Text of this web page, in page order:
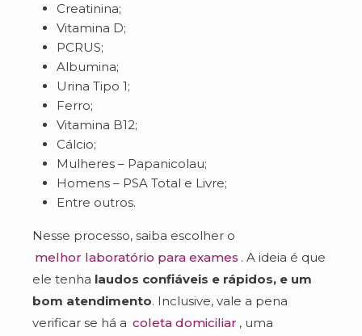
Creatinina;
Vitamina D;
PCRUS;
Albumina;
Urina Tipo 1;
Ferro;
Vitamina B12;
Cálcio;
Mulheres – Papanicolau;
Homens – PSA Total e Livre;
Entre outros.
Nesse processo, saiba escolher o
melhor laboratório para exames . A ideia é que
ele tenha laudos confiáveis e rápidos, e um
bom atendimento. Inclusive, vale a pena
verificar se há a coleta domiciliar , uma